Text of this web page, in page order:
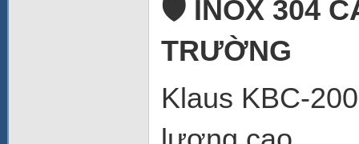
🛡️ INOX 304
TRƯỜNG
Klaus KBC-